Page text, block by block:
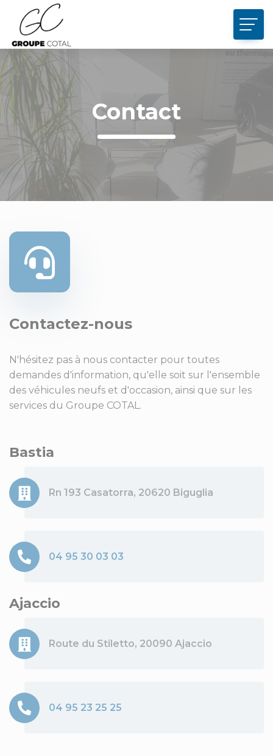
Contact
Contactez-nous
N'hésitez pas à nous contacter pour toutes
demandes d'information, qu'elle soit sur l'ensemble
des véhicules neufs et d'occasion, ainsi que sur les
services du Groupe COTAL.
Bastia
Rn 193 Casatorra, 20620 Biguglia
04 95 30 03 03
Ajaccio
Route du Stiletto, 20090 Ajaccio
04 95 23 25 25
Panneau de gestion des cookies